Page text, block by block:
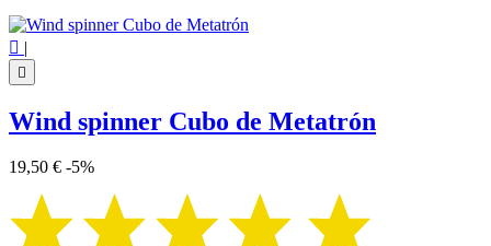
 |

Wind spinner Cubo de Metatrón
19,50 € -5%